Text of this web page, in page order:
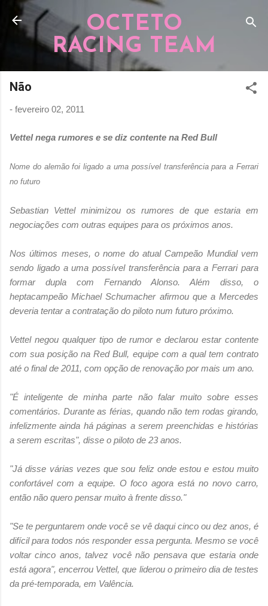
Pular para o conteúdo principal
OCTETO
RACING TEAM
Não
- fevereiro 02, 2011
Vettel nega rumores e se diz contente na Red Bull
Nome do alemão foi ligado a uma possível transferência para a Ferrari
no futuro
Sebastian Vettel minimizou os rumores de que estaria em
negociações com outras equipes para os próximos anos.
Nos últimos meses, o nome do atual Campeão Mundial vem
sendo ligado a uma possível transferência para a Ferrari para
formar dupla com Fernando Alonso. Além disso, o
heptacampeão Michael Schumacher afirmou que a Mercedes
deveria tentar a contratação do piloto num futuro próximo.
Vettel negou qualquer tipo de rumor e declarou estar contente
com sua posição na Red Bull, equipe com a qual tem contrato
até o final de 2011, com opção de renovação por mais um ano.
"É inteligente de minha parte não falar muito sobre esses
comentários. Durante as férias, quando não tem rodas girando,
infelizmente ainda há páginas a serem preenchidas e histórias
a serem escritas", disse o piloto de 23 anos.
"Já disse várias vezes que sou feliz onde estou e estou muito
confortável com a equipe. O foco agora está no novo carro,
então não quero pensar muito à frente disso."
"Se te perguntarem onde você se vê daqui cinco ou dez anos, é
difícil para todos nós responder essa pergunta. Mesmo se você
voltar cinco anos, talvez você não pensava que estaria onde
está agora", encerrou Vettel, que liderou o primeiro dia de testes
da pré-temporada, em Valência.